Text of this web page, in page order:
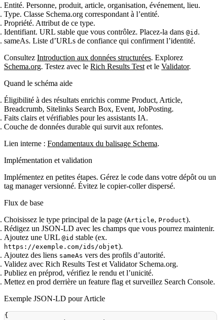
Entité. Personne, produit, article, organisation, événement, lieu.
Type. Classe Schema.org correspondant à l’entité.
Propriété. Attribut de ce type.
Identifiant. URL stable que vous contrôlez. Placez‑la dans @id .
sameAs. Liste d’URLs de confiance qui confirment l’identité.
Consultez Introduction aux données structurées. Explorez
Schema.org. Testez avec le Rich Results Test et le Validator.
Quand le schéma aide
Éligibilité à des résultats enrichis comme Product, Article,
Breadcrumb, Sitelinks Search Box, Event, JobPosting.
Faits clairs et vérifiables pour les assistants IA.
Couche de données durable qui survit aux refontes.
Lien interne : Fondamentaux du balisage Schema.
Implémentation et validation
Implémentez en petites étapes. Gérez le code dans votre dépôt ou un
tag manager versionné. Évitez le copier‑coller dispersé.
Flux de base
Choisissez le type principal de la page (Article, Product).
Rédigez un JSON‑LD avec les champs que vous pourrez maintenir.
Ajoutez une URL @id stable (ex.
https://exemple.com/ids/objet).
Ajoutez des liens sameAs vers des profils d’autorité.
Validez avec Rich Results Test et Validator Schema.org.
Publiez en préprod, vérifiez le rendu et l’unicité.
Mettez en prod derrière un feature flag et surveillez Search Console.
Exemple JSON‑LD pour Article
{